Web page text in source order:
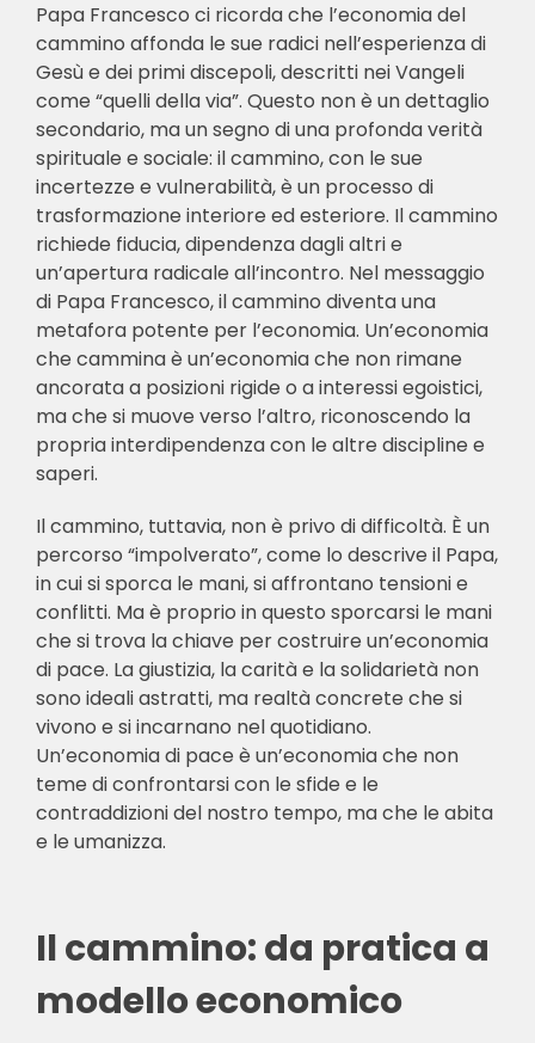
Papa Francesco ci ricorda che l’economia del
cammino affonda le sue radici nell’esperienza di
Gesù e dei primi discepoli, descritti nei Vangeli
come “quelli della via”. Questo non è un dettaglio
secondario, ma un segno di una profonda verità
spirituale e sociale: il cammino, con le sue
incertezze e vulnerabilità, è un processo di
trasformazione interiore ed esteriore. Il cammino
richiede fiducia, dipendenza dagli altri e
un’apertura radicale all’incontro. Nel messaggio
di Papa Francesco, il cammino diventa una
metafora potente per l’economia. Un’economia
che cammina è un’economia che non rimane
ancorata a posizioni rigide o a interessi egoistici,
ma che si muove verso l’altro, riconoscendo la
propria interdipendenza con le altre discipline e
saperi.
Il cammino, tuttavia, non è privo di difficoltà. È un
percorso “impolverato”, come lo descrive il Papa,
in cui si sporca le mani, si affrontano tensioni e
conflitti. Ma è proprio in questo sporcarsi le mani
che si trova la chiave per costruire un’economia
di pace. La giustizia, la carità e la solidarietà non
sono ideali astratti, ma realtà concrete che si
vivono e si incarnano nel quotidiano.
Un’economia di pace è un’economia che non
teme di confrontarsi con le sfide e le
contraddizioni del nostro tempo, ma che le abita
e le umanizza.
Il cammino: da pratica a
modello economico